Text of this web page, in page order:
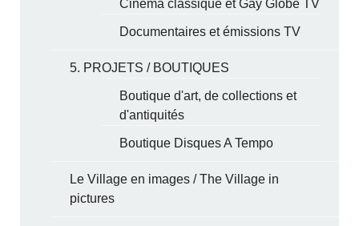
Cinéma classique et Gay Globe TV
Documentaires et émissions TV
5. PROJETS / BOUTIQUES
Boutique d'art, de collections et
d'antiquités
Boutique Disques A Tempo
Le Village en images / The Village in
pictures